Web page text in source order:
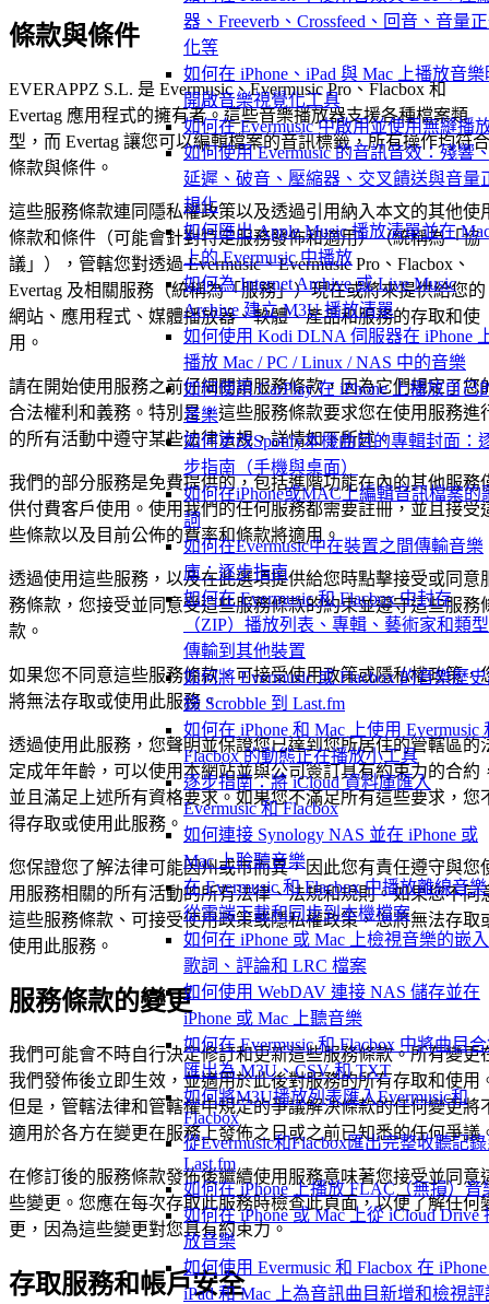
器、Freeverb、Crossfeed、回音、音量
化等
如何在 iPhone、iPad 與 Mac 上播放音樂
開啟音樂視覺化工具
如何在 Evermusic 中啟用並使用無縫播
如何使用 Evermusic 的音訊音效：殘響
延遲、破音、壓縮器、交叉饋送與音量
規化
如何匯出 Apple Music 播放清單並在
上的 Evermusic 中播放
如何為 Internet Archive 或 Live Music
Archive 建立 M3U 播放清單
如何使用 Kodi DLNA 伺服器在 iPhone
播放 Mac / PC / Linux / NAS 中的音樂
如何使用 CarPlay 在 iPhone 上播放自己
音樂
如何更改Spotify本機曲目的專輯封面：
步指南（手機與桌面）
如何在iPhone或MAC上編輯音訊檔案的
詞
如何在Evermusic中在裝置之間傳輸音樂
庫：逐步指南
如何在 Evermusic 和 Flacbox 中封存
（ZIP）播放列表、專輯、藝術家和類
傳輸到其他裝置
如何將 Evermusic 或 Flacbox 的音樂歷
錄 Scrobble 到 Last.fm
如何在 iPhone 和 Mac 上使用 Evermusic
Flacbox 的動態正在播放小工具
逐步指南：將 iCloud 資料庫匯入
Evermusic 和 Flacbox
如何連接 Synology NAS 並在 iPhone 或
Mac 上聆聽音樂
在 Evermusic 和 Flacbox 中播放離線音
從雲端下載和同步到本機檔案
如何在 iPhone 或 Mac 上檢視音樂的嵌
歌詞、評論和 LRC 檔案
如何使用 WebDAV 連接 NAS 儲存並在
iPhone 或 Mac 上聽音樂
如何在 Evermusic 和 Flacbox 中將曲目
匯出為 M3U、CSV 和 TXT
如何將M3U播放列表匯入Evermusic和
Flacbox
從Evermusic和Flacbox匯出完整收聽記
Last.fm
如何在 iPhone 上播放 FLAC（無損）音
如何在 iPhone 或 Mac 上從 iCloud Drive
放音樂
如何使用 Evermusic 和 Flacbox 在
iPad 和 Mac 上為音訊曲目新增和檢視評
條款與條件
EVERAPPZ S.L. 是 Evermusic、Evermusic Pro、Flacbox 和
Evertag 應用程式的擁有者。這些音樂播放器支援各種檔案類
型，而 Evertag 讓您可以編輯檔案的音訊標籤，所有操作均符合
條款與條件。
這些服務條款連同隱私權政策以及透過引用納入本文的其他使
條款和條件（可能會針對特定服務發佈和適用）（統稱為「協
議」），管轄您對透過 Evermusic、Evermusic Pro、Flacbox、
Evertag 及相關服務（統稱為「服務」）現在或將來提供給您的
網站、應用程式、媒體播放器、軟體、產品和服務的存取和使
用。
請在開始使用服務之前仔細閱讀服務條款，因為它們規定了您
合法權利和義務。特別是，這些服務條款要求您在使用服務進
的所有活動中遵守某些法律法規，詳情如下所述。
我們的部分服務是免費提供的，包括進階功能在內的其他服務
供付費客戶使用。使用我們的任何服務都需要註冊，並且接受
些條款以及目前公佈的費率和條款將適用。
透過使用這些服務，以及在此選項提供給您時點擊接受或同意
務條款，您接受並同意受這些服務條款的約束並遵守這些服務
款。
如果您不同意這些服務條款、可接受使用政策或隱私權政策，
將無法存取或使用此服務。
透過使用此服務，您聲明並保證您已達到您所居住的管轄區的
定成年年齡，可以使用本網站並與公司簽訂具有約束力的合約
並且滿足上述所有資格要求。如果您不滿足所有這些要求，您
得存取或使用此服務。
您保證您了解法律可能因州或市而異，因此您有責任遵守與您
用服務相關的所有活動的所有法律、法規和規則。如果您不同
這些服務條款、可接受使用政策或隱私權政策，您將無法存取
使用此服務。
服務條款的變更
我們可能會不時自行決定修訂和更新這些服務條款。所有變更
我們發佈後立即生效，並適用於此後對服務的所有存取和使用
但是，管轄法律和管轄權中規定的爭議解決條款的任何變更將
適用於各方在變更在服務上發佈之日或之前已知悉的任何爭議
在修訂後的服務條款發佈後繼續使用服務意味著您接受並同意
些變更。您應在每次存取此服務時檢查此頁面，以便了解任何
更，因為這些變更對您具有約束力。
存取服務和帳戶安全